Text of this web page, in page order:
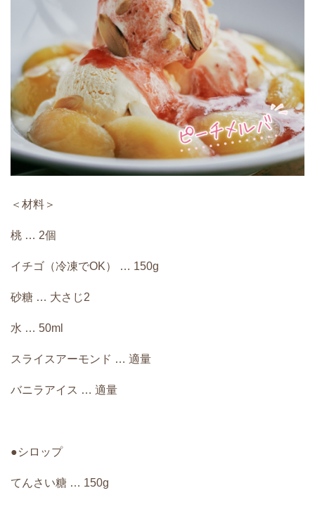
＜材料＞
桃 … 2個
イチゴ（冷凍でOK） … 150g
砂糖 … 大さじ2
水 … 50ml
スライスアーモンド … 適量
バニラアイス … 適量
●シロップ
てんさい糖 … 150g